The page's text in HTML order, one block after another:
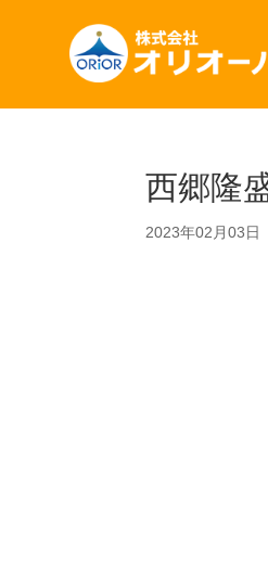
西郷隆
2023年02月03日